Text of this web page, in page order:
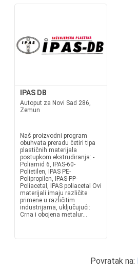
IPAS DB
Autoput za Novi Sad 286,
Zemun
Naš proizvodni program
obuhvata preradu četiri tipa
plastičnih materijala
postupkom ekstrudiranja: -
Poliamid 6, IPAS-60-
Polietilen, IPAS PE-
Polipropilen, IPAS-PP-
Poliacetal, IPAS poliacetal Ovi
materijali imaju različite
primene u različitim
industrijama, uključujući:
Crna i obojena metalur...
Povratak na: